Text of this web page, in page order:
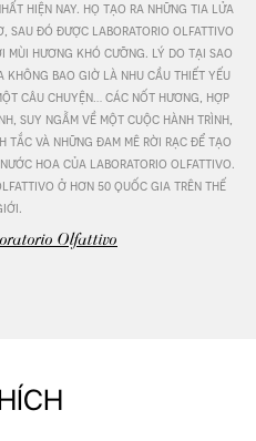
hiện nay. họ tạo ra những tia lửa
sau đó được laboratorio olfattivo
mùi hương khó cưỡng. lý do tại sao
không bao giờ là nhu cầu thiết yếu
câu chuyện… các nốt hương, hợp
suy ngẫm về một cuộc hành trình,
và những đam mê rời rạc để tạo
hoa của laboratorio olfattivo.
ở hơn 50 quốc gia trên thế
Olfattivo